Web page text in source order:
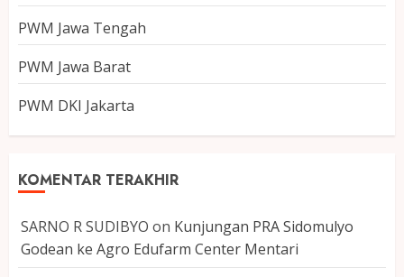
PWM Jawa Tengah
PWM Jawa Barat
PWM DKI Jakarta
KOMENTAR TERAKHIR
SARNO R SUDIBYO on Kunjungan PRA Sidomulyo
Godean ke Agro Edufarm Center Mentari